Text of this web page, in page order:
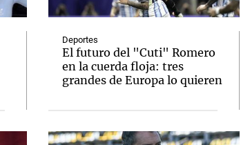
Deportes
El futuro del "Cuti" Romero
en la cuerda floja: tres
grandes de Europa lo quieren
El huracán de Arequito
Notas
Cadena 3 en Groenlandia